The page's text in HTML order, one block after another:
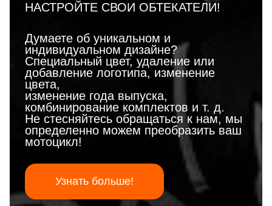
НАСТРОЙТЕ СВОИ ОБТЕКАТЕЛИ!
Думаете об уникальном и
индивидуальном дизайне?
Специальный цвет, удаление или
добавление логотипа, изменение
цвета,
изменение года выпуска,
комбинирование комплектов и т. д.
Не стесняйтесь обращаться к нам, мы
определенно можем преобразить ваш
мотоцикл!
Узнать больше!